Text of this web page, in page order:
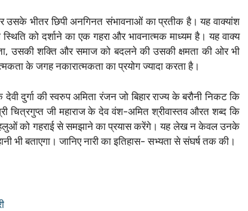
उसके भीतर छिपी अनगिनत संभावनाओं का प्रतीक है। यह वाक्यांश
को दर्शाने का एक गहरा और भावनात्मक माध्यम है। यह वाक्य
उसकी शक्ति और समाज को बदलने की उसकी क्षमता की ओर भी
के जगह नकारात्मकता का प्रयोग ज्यादा करता है।
दुर्गा की स्वरुप अमिता रंजन जो बिहार राज्य के बरौनी निकट कि
चित्रगुप्त जी महाराज के देव वंश-अमित श्रीवास्तव औरत शब्द कि
को गहराई से समझाने का प्रयास करेंगे। यह लेख न केवल उनके
भी बताएगा। जानिए नारी का इतिहास- सभ्यता से संघर्ष तक की।